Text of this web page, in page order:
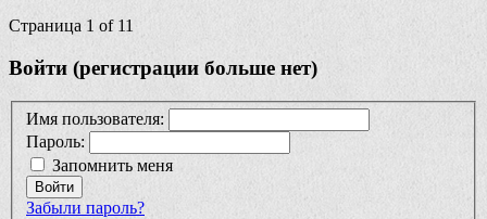
Страница 1 of 11
Войти (регистрации больше нет)
Имя пользователя:
Пароль:
Запомнить меня
Войти
Забыли пароль?